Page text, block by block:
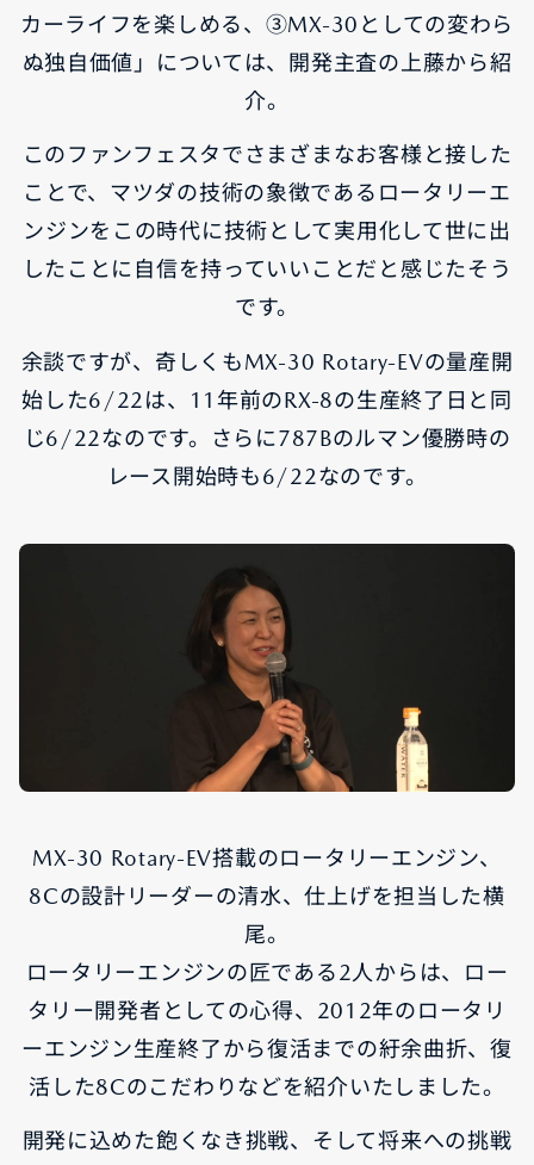
カーライフを楽しめる、③MX-30としての変わら
ぬ独自価値」については、開発主査の上藤から紹
介。
このファンフェスタでさまざまなお客様と接した
ことで、マツダの技術の象徴であるロータリーエ
ンジンをこの時代に技術として実用化して世に出
したことに自信を持っていいことだと感じたそう
です。
余談ですが、奇しくもMX-30 Rotary-EVの量産開
始した6/22は、11年前のRX-8の生産終了日と同
じ6/22なのです。さらに787Bのルマン優勝時の
レース開始時も6/22なのです。
MX-30 Rotary-EV搭載のロータリーエンジン、
8Cの設計リーダーの清水、仕上げを担当した横
尾。
ロータリーエンジンの匠である2人からは、ロー
タリー開発者としての心得、2012年のロータリ
ーエンジン生産終了から復活までの紆余曲折、復
活した8Cのこだわりなどを紹介いたしました。
開発に込めた飽くなき挑戦、そして将来への挑戦